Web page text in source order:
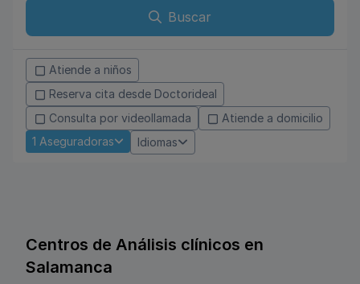
Buscar
Atiende a niños
Reserva cita desde Doctorideal
Consulta por videollamada
Atiende a domicilio
1 Aseguradoras Idiomas
Centros de Análisis clínicos en
Salamanca